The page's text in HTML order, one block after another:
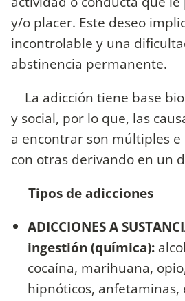
y/o placer. Este deseo
incontrolable y una
abstinencia permanente.
La adicción tiene base
y social, por lo que, las
a encontrar son múltiples
con otras derivando en un
Tipos de adicciones
ADICCIONES A
ingestión (química):
cocaína, marihuana,
hipnóticos, anfetaminas,